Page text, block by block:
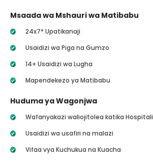
Msaada wa Mshauri wa Matibabu
24x7* Upatikanaji
Usaidizi wa Piga na Gumzo
14+ Usaidizi wa Lugha
Mapendekezo ya Matibabu
Huduma ya Wagonjwa
Wafanyakazi waliojitolea katika Hospitali
Usaidizi wa usafiri na malazi
Vifaa vya Kuchukua na Kuacha